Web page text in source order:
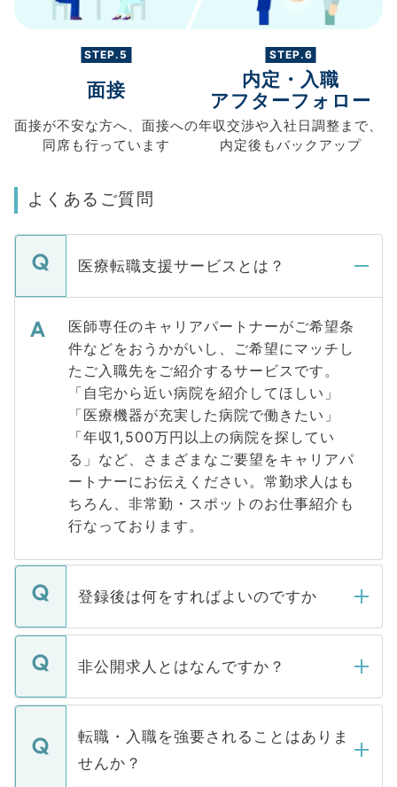
STEP.5
面接
面接が不安な方へ、 面接への
同席も行っています
STEP.6
内定・入職
アフターフォロー
年収交渉や入社日調整まで、
内定後もバックアップ
よくあるご質問
医療転職支援サービスとは？
医師専任のキャリアパートナーがご希望条
件などをおうかがいし、ご希望にマッチし
たご入職先をご紹介するサービスです。
「自宅から近い病院を紹介してほしい」
「医療機器が充実した病院で働きたい」
「年収1,500万円以上の病院を探してい
る」など、さまざまなご要望をキャリアパ
ートナーにお伝えください。常勤求人はも
ちろん、非常勤・スポットのお仕事紹介も
行なっております。
登録後は何をすればよいのですか
ご登録いただきましたら、弊社担当者がご
登録内容を確認し、その後メールもしくは
ます。通常、5営業日以内にはご連絡をせて
いただきますので、しばらくお待ちくださ
非公開求人とはなんですか？
マイナビDOCTORで取り扱っている求人の
うち約3割は、Webサイトからご覧いただ
けない「非公開求人」です。非公開求人は
下記の理由によって、一般には公開してい
転職・入職を強要されることはありま
せんか？